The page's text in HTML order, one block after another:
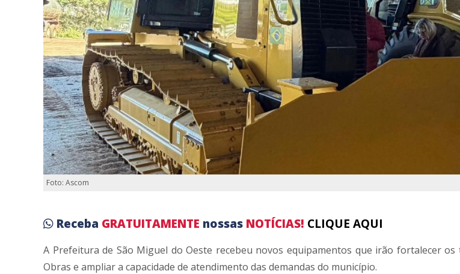
Foto: Ascom
Receba GRATUITAMENTE nossas NOTÍCIAS! CLIQUE AQUI
A Prefeitura de São Miguel do Oeste recebeu novos equipamentos que irão fortalecer os
Obras e ampliar a capacidade de atendimento das demandas do município.